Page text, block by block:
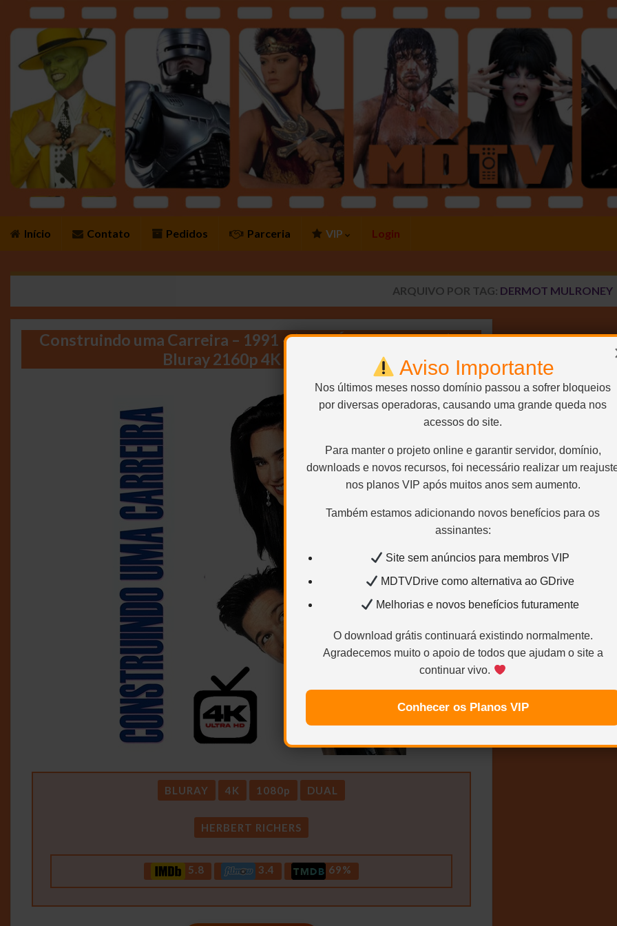
Aviso Importante
Nos últimos meses nosso domínio passou a sofrer bloqueios
por diversas operadoras, causando uma grande queda nos
acessos do site.
Para manter o projeto online e garantir servidor, domínio,
downloads e novos recursos, foi necessário realizar um
nos planos VIP após muitos anos sem aumento.
Também estamos adicionando novos benefícios para os
assinantes:
Site sem anúncios para membros VIP
MDTVDrive como alternativa ao GDrive
Melhorias e novos benefícios futuramente
O download grátis continuará existindo normalmente.
Agradecemos muito o apoio de todos que ajudam o site a
continuar vivo.
Conhecer os Planos VIP
Início Contato Pedidos Parceria VIP Login
ARQUIVO POR TAG: DERMOT MULRONEY
Construindo uma Carreira – 1991 – (Dual Áudio/Dublado) –
Bluray 2160p 4K + 1080p
BLURAY 4K 1080p DUAL
HERBERT RICHERS
5.8 3.4 69%